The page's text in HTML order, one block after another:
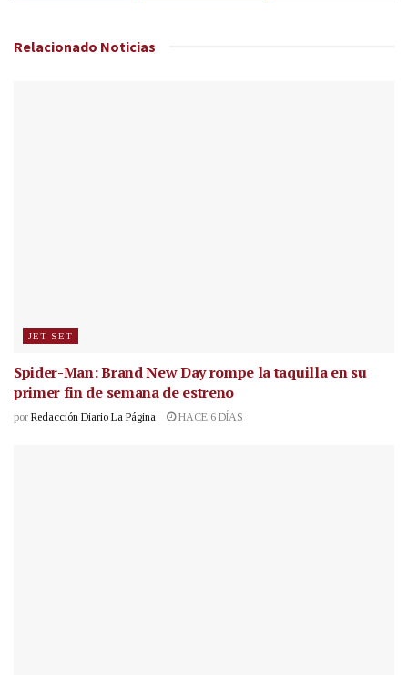
Relacionado Noticias
JET SET
Spider-Man: Brand New Day rompe la taquilla en su
primer fin de semana de estreno
por Redacción Diario La Página HACE 6 DÍAS